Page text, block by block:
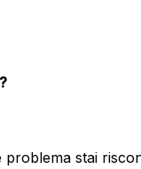
problema stai